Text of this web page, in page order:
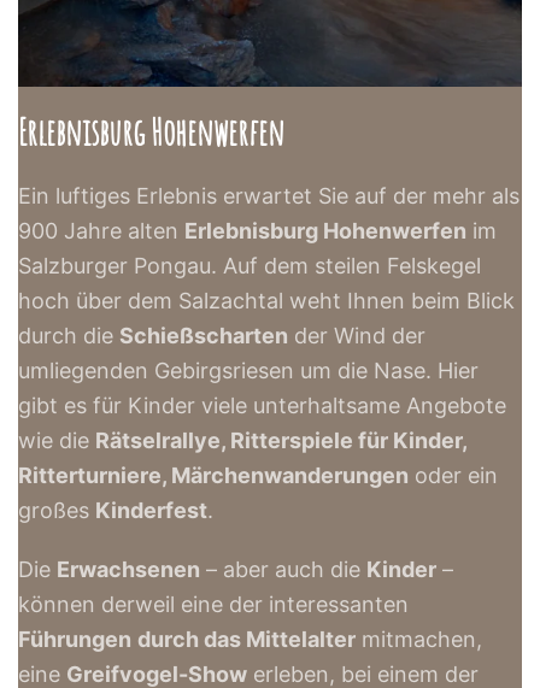
Erlebnisburg Hohenwerfen
Ein luftiges Erlebnis erwartet Sie auf der mehr als
900 Jahre alten Erlebnisburg Hohenwerfen im
Salzburger Pongau. Auf dem steilen Felskegel
hoch über dem Salzachtal weht Ihnen beim Blick
durch die Schießscharten der Wind der
umliegenden Gebirgsriesen um die Nase. Hier
gibt es für Kinder viele unterhaltsame Angebote
wie die Rätselrallye, Ritterspiele für Kinder,
Ritterturniere, Märchenwanderungen oder ein
großes Kinderfest.
Die Erwachsenen – aber auch die Kinder –
können derweil eine der interessanten
Führungen durch das Mittelalter mitmachen,
eine Greifvogel-Show erleben, bei einem der